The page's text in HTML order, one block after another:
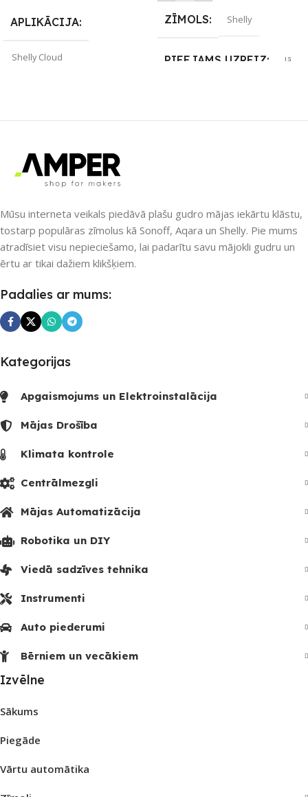
APLIKĀCIJA
Shelly Cloud
Nē
UZREIZ PIEEJAMAIS
SKAITS
ZĪMOLS Shelly
PIEEJAMS UZREIZ Jā
Mūsu interneta veikals piedāvā plašu gudro mājas iekārtu klāstu,
tostarp populāras zīmolus kā Sonoff, Aqara un Shelly. Pie mums
atradīsiet visu nepieciešamo, lai padarītu savu mājokli gudru un
ērtu ar tikai dažiem klikšķiem.
Padalies ar mums:
Kategorijas
Apgaismojums un Elektroinstalācija
Mājas Drošība
Klimata kontrole
Centrālmezgli
Mājas Automatizācija
Robotika un DIY
Viedā sadzīves tehnika
Instrumenti
Auto piederumi
Bērniem un vecākiem
Izvēlne
Sākums
Piegāde
Vārtu automātika